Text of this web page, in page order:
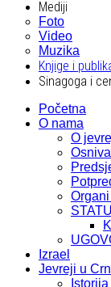
Mediji
Foto
Video
Muzika
Knjige i
Sinagoga i
Početna
O nama
O
Izrael
Jevreji u
Istorija